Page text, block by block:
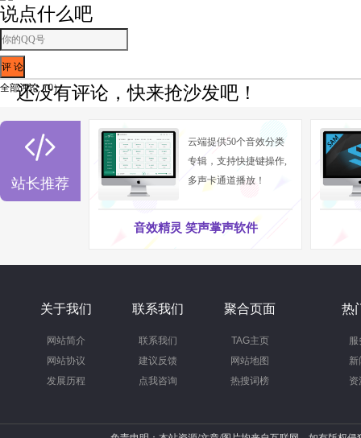
说点什么吧
全部评论（0）
还没有评论，快来抢沙发吧！

站长推荐
云端提供50个音效分类
专辑，支持快捷键操作,
多声卡通道播放！
音效精灵 笑声掌声软件
关于我们
网站简介
网站协议
发展历程
联系我们
联系我们
建议反馈
点我咨询
聚合页面
TAG主页
网站地图
热搜词榜
热
服
新
资